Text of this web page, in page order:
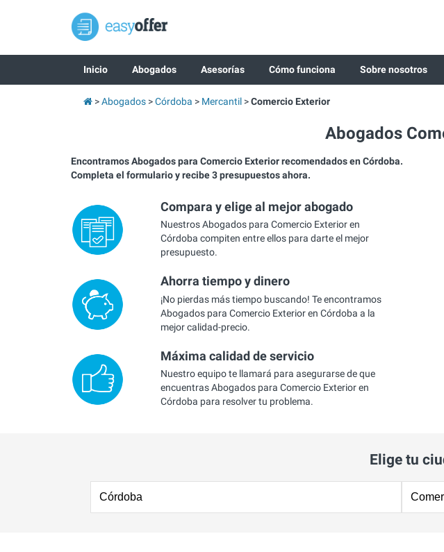
Inicio Abogados Asesorías Cómo funciona Sobre nosotros
Abogados Córdoba Mercantil Comercio Exterior
Abogados
Encontramos Abogados para Comercio Exterior recomendados en Córdoba.
Completa el formulario y recibe 3 presupuestos ahora.
Compara y elige al mejor abogado
Nuestros Abogados para Comercio Exterior en
Córdoba compiten entre ellos para darte el mejor
presupuesto.
Ahorra tiempo y dinero
¡No pierdas más tiempo buscando! Te encontramos
Abogados para Comercio Exterior en Córdoba a la
mejor calidad-precio.
Máxima calidad de servicio
Nuestro equipo te llamará para asegurarse de que
encuentras Abogados para Comercio Exterior en
Córdoba para resolver tu problema.
Elige tu